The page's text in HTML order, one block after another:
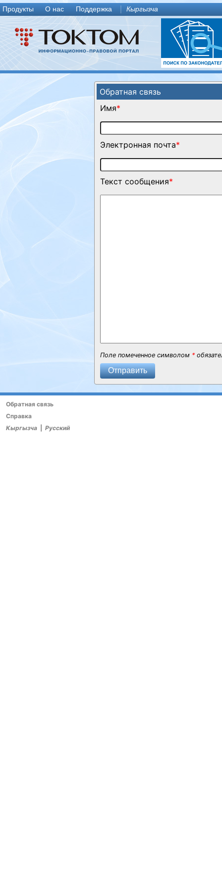
Продукты О нас Поддержка Кыргызча
Обратная связь
Имя*
Электронная почта*
Текст сообщения*
Поле помеченное символом *
Отправить
Обратная связь
Справка
Кыргызча
Русский